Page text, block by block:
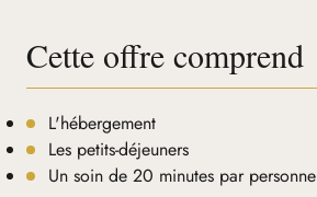
Cette offre comprend
L'hébergement
Les petits-déjeuners
Un soin de 20 minutes par personne